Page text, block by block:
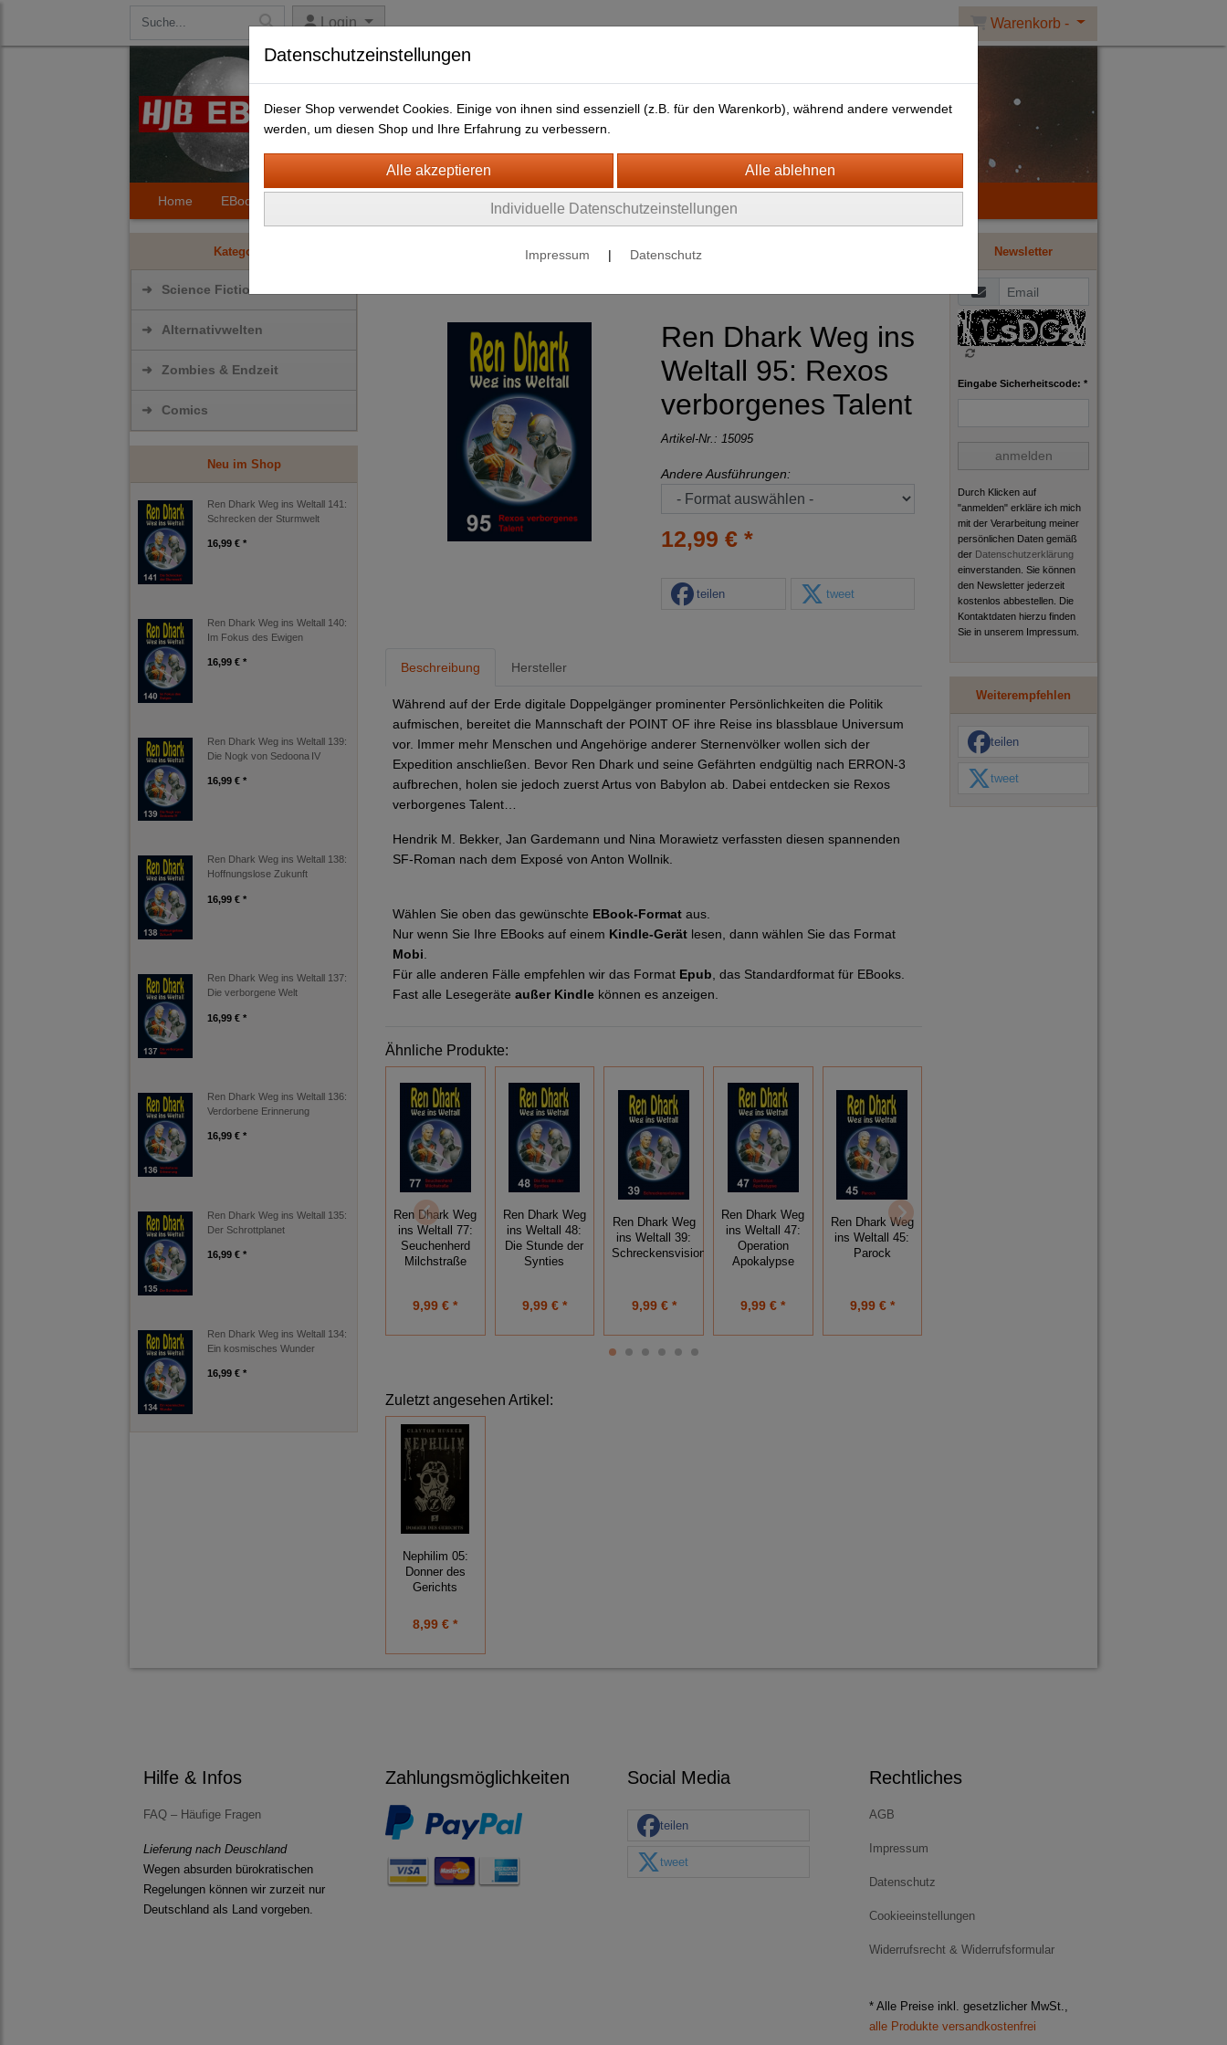
Login Warenkorb -
Home EBooks HJB Bücher Newsletter
Kategorien
➜ Science Fiction
➜ Alternativwelten
➜ Zombies & Endzeit
➜ Comics
Neu im Shop
Ren Dhark Weg ins Weltall 141:
Schrecken der Sturmwelt
16,99 € *
Ren Dhark Weg ins Weltall 140:
Im Fokus des Ewigen
16,99 € *
Ren Dhark Weg ins Weltall 139:
Die Nogk von Sedoona IV
16,99 € *
Ren Dhark Weg ins Weltall 138:
Hoffnungslose Zukunft
16,99 € *
Ren Dhark Weg ins Weltall 137:
Die verborgene Welt
16,99 € *
Ren Dhark Weg ins Weltall 136:
Verdorbene Erinnerung
16,99 € *
Ren Dhark Weg ins Weltall 135:
Der Schrottplanet
16,99 € *
Ren Dhark Weg ins Weltall 134:
Ein kosmisches Wunder
16,99 € *
Ren Dhark : Weg ins Weltall
Ren Dhark Weg ins
Weltall 95: Rexos
verborgenes Talent
Artikel-Nr.:15095
Andere Ausführungen:
12,99 € *
teilen tweet
Beschreibung Hersteller
Während auf der Erde digitale Doppelgänger prominenter Persönlichkeiten die Politik
aufmischen, bereitet die Mannschaft der POINT OF ihre Reise ins blassblaue Universum
vor. Immer mehr Menschen und Angehörige anderer Sternenvölker wollen sich der
Expedition anschließen. Bevor Ren Dhark und seine Gefährten endgültig nach ERRON-3
aufbrechen, holen sie jedoch zuerst Artus von Babylon ab. Dabei entdecken sie Rexos
verborgenes Talent…
Hendrik M. Bekker, Jan Gardemann und Nina Morawietz verfassten diesen spannenden
SF-Roman nach dem Exposé von Anton Wollnik.
Wählen Sie oben das gewünschte EBook-Format aus.
Nur wenn Sie Ihre EBooks auf einem Kindle-Gerät lesen, dann wählen Sie das Format
Mobi
Für alle anderen Fälle empfehlen wir das Format Epub , das Standardformat für EBooks.
Fast alle Lesegeräte außer Kindle können es anzeigen.
Ähnliche Produkte:
Ren Dhark Weg
ins Weltall 77:
Seuchenherd
Milchstraße
9,99 € *
Ren Dhark Weg
ins Weltall 48:
Die Stunde der
Synties
9,99 € *
Ren Dhark Weg
ins Weltall 39:
Schreckensvisionen
9,99 € *
Ren Dhark Weg
ins Weltall 47:
Operation
Apokalypse
9,99 € *
Ren Dhark Weg
ins Weltall 45:
Parock
9,99 € *
Zuletzt angesehen Artikel:
Nephilim 05:
Donner des
Gerichts
8,99 € *
Newsletter
Eingabe Sicherheitscode: *
anmelden
Durch Klicken auf
"anmelden" erkläre ich mich
mit der Verarbeitung meiner
persönlichen Daten gemäß
der Datenschutzerklärung
einverstanden. Sie können
den Newsletter jederzeit
kostenlos abbestellen. Die
Kontaktdaten hierzu finden
Sie in unserem Impressum.
Weiterempfehlen
teilen
tweet
Hilfe & Infos
FAQ – Häufige Fragen
Lieferung nach Deuschland
Wegen absurden bürokratischen
Regelungen können wir zurzeit nur
Deutschland als Land vorgeben.
Zahlungsmöglichkeiten Social Media
teilen
tweet
Rechtliches
AGB
Impressum
Datenschutz
Cookieeinstellungen
Widerrufsrecht & Widerrufsformular
* Alle Preise inkl. gesetzlicher MwSt.,
alle Produkte versandkostenfrei
Datenschutzeinstellungen
Dieser Shop verwendet Cookies. Einige von ihnen sind essenziell (z.B. für den Warenkorb), während andere verwendet
werden, um diesen Shop und Ihre Erfahrung zu verbessern.
Individuelle Datenschutzeinstellungen
Impressum | Datenschutz